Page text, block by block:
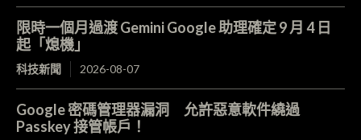
限時一個月過渡 Gemini Google 助理確定 9 月 4 日
起「熄機」
科技新聞 2026-08-07
Google 密碼管理器漏洞 允許惡意軟件繞過
Passkey 接管帳戶！